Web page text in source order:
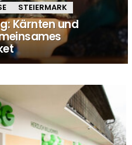
STEIERMARK
Kärnten und